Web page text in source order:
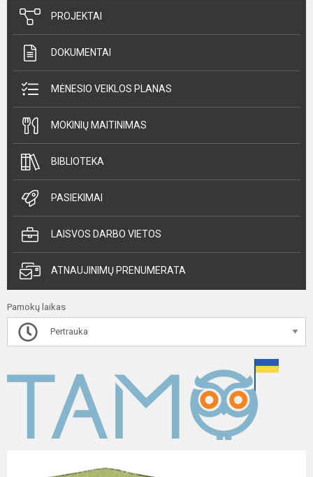
PROJEKTAI
DOKUMENTAI
MĖNESIO VEIKLOS PLANAS
MOKINIŲ MAITINIMAS
BIBLIOTEKA
PASIEKIMAI
LAISVOS DARBO VIETOS
ATNAUJINIMŲ PRENUMERATA
Pamokų laikas
Pertrauka